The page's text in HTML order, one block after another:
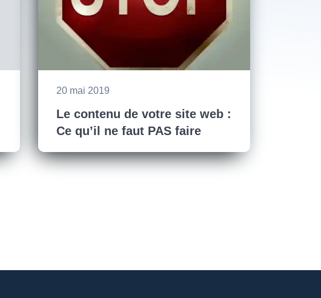
20 mai 2019
Le contenu de votre site web :
Ce qu’il ne faut PAS faire